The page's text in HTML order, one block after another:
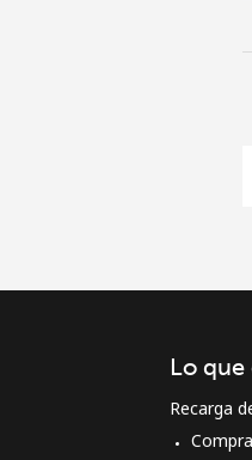
Lo
Recarga